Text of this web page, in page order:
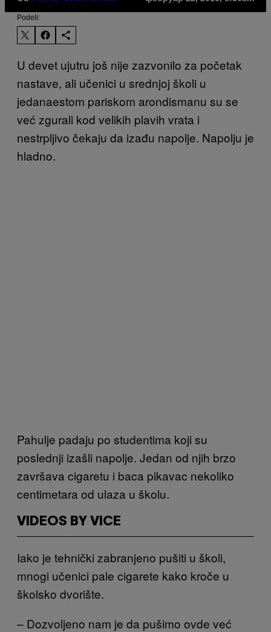
Podeli:
U devet ujutru još nije zazvonilo za početak
nastave, ali učenici u srednjoj školi u
jedanaestom pariskom arondismanu su se
već zgurali kod velikih plavih vrata i
nestrpljivo čekaju da izađu napolje. Napolju je
hladno.
Pahulje padaju po studentima koji su
poslednji izašli napolje. Jedan od njih brzo
završava cigaretu i baca pikavac nekoliko
centimetara od ulaza u školu.
VIDEOS BY VICE
Iako je tehnički zabranjeno pušiti u školi,
mnogi učenici pale cigarete kako kroče u
školsko dvorište.
– Dozvoljeno nam je da pušimo ovde već